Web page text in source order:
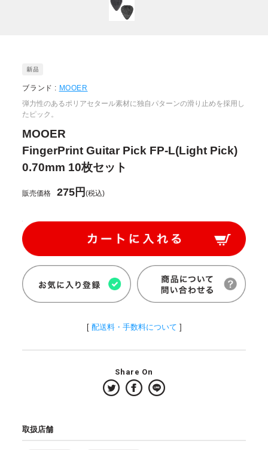
ブランド : MOOER
弾力性のあるポリアセタール素材に独自パターンの滑り止めを採用し
たピック。
MOOER
FingerPrint Guitar Pick FP-L(Light Pick)
0.70mm 10枚セット
販売価格 275円(税込)
[ 配送料・手数料について ]
Share On
取扱店舗